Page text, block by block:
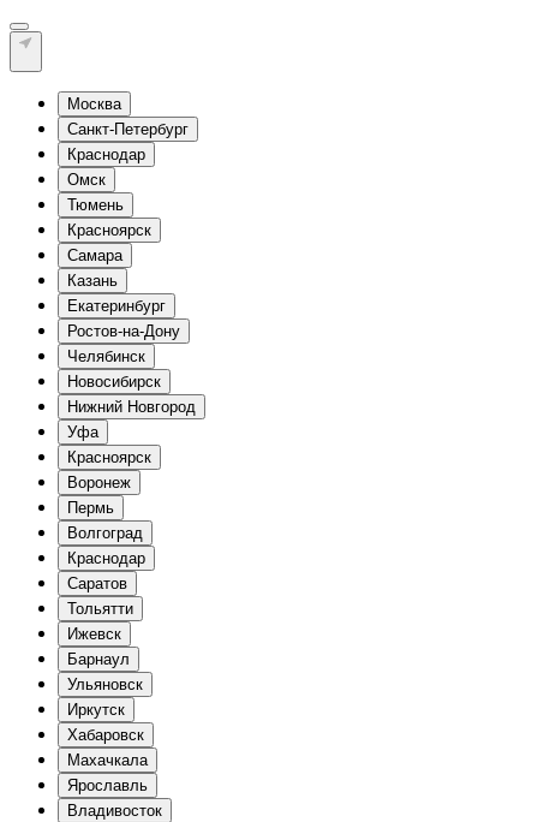
Москва
Санкт-Петербург
Краснодар
Омск
Тюмень
Красноярск
Самара
Казань
Екатеринбург
Ростов-на-Дону
Челябинск
Новосибирск
Нижний Новгород
Уфа
Красноярск
Воронеж
Пермь
Волгоград
Краснодар
Саратов
Тольятти
Ижевск
Барнаул
Ульяновск
Иркутск
Хабаровск
Махачкала
Ярославль
Владивосток